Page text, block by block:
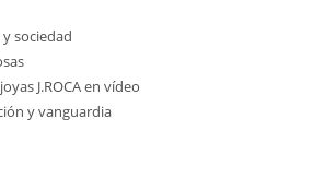
sociedad
J.ROCA en vídeo
y vanguardia